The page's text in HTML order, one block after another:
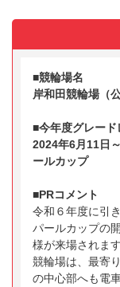
■競輪場名
岸和田競輪場（
■今年度グレード
2024年6月11日
ールカップ
■PRコメント
令和６年度に引
パールカップの
様が来場されます
競輪場は、最寄
の中心部へも電